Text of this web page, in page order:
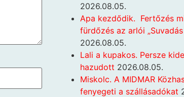
2026.08.05.
Apa kezdődik. Fertőzés
fürdőzés az arlói
2026.08.05.
Lali a kupakos. Persze
hazudott 2026.08.05.
Miskolc. A MIDMAR
fenyegeti a szállásadókat